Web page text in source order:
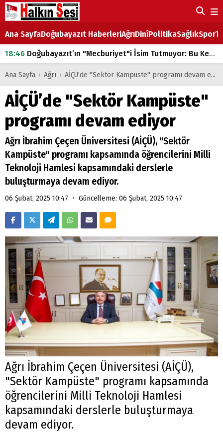
Ana SayfaDoğubayazıt HaberleriAğrıDinîPolitikaSağlıkSpor
18:46 Doğubayazıt’ın "Mecburiyet"i İsim Tutmuyor: Bu Kez de Mem u Zîn Oldu!
07:53Doğubayazıt’ta Ekmek Fiyatlarına Zam
07:16
Doğubayazıt'ta çocukların sırtındaki ağır yük
07:00DEVLET ve HÜKÜMET
18:29ÇARŞI CADDESİ YAZ BOZ TAHTASI
Ana Sayfa › Ağrı › AİÇÜ’de "Sektör Kampüste" programı devam ediyor
AİÇÜ’de "Sektör Kampüste"
programı devam ediyor
Ağrı İbrahim Çeçen Üniversitesi (AİÇÜ), "Sektör
Kampüste" programı kapsamında öğrencilerini Milli
Teknoloji Hamlesi kapsamındaki derslerle
buluşturmaya devam ediyor.
06 Şubat, 2025 10:47 • Güncelleme: 06 Şubat, 2025 10:47
Ağrı İbrahim Çeçen Üniversitesi (AİÇÜ),
"Sektör Kampüste" programı kapsamında
öğrencilerini Milli Teknoloji Hamlesi
kapsamındaki derslerle buluşturmaya
devam ediyor.